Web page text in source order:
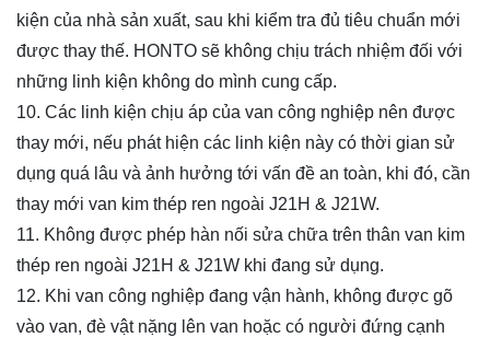
kiện của nhà sản xuất, sau khi kiểm tra đủ tiêu chuẩn mới
được thay thế. HONTO sẽ không chịu trách nhiệm đối với
những linh kiện không do mình cung cấp.
10. Các linh kiện chịu áp của van công nghiệp nên được
thay mới, nếu phát hiện các linh kiện này có thời gian sử
dụng quá lâu và ảnh hưởng tới vấn đề an toàn, khi đó, cần
thay mới van kim thép ren ngoài J21H & J21W.
11. Không được phép hàn nối sửa chữa trên thân van kim
thép ren ngoài J21H & J21W khi đang sử dụng.
12. Khi van công nghiệp đang vận hành, không được gõ
vào van, đè vật nặng lên van hoặc có người đứng cạnh